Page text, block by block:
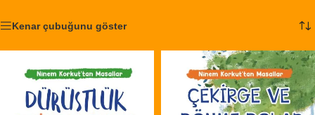
Kenar çubuğunu göster